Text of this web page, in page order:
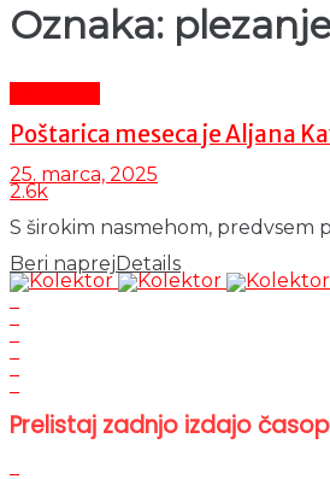
Oznaka:
Poštarica meseca je Aljana
25. marca, 2025
2.6k
S širokim nasmehom, predvsem
Beri naprej Details
Prelistaj zadnjo izdajo